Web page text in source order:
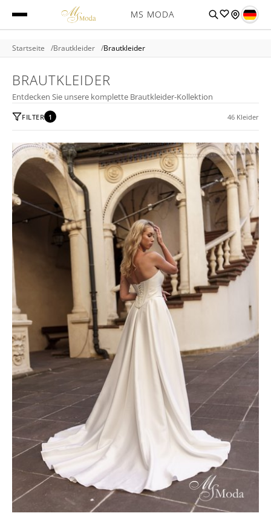
MS MODA
Startseite Brautkleider Brautkleider
BRAUTKLEIDER
Entdecken Sie unsere komplette Brautkleider-Kollektion
FILTER 1 46 Kleider